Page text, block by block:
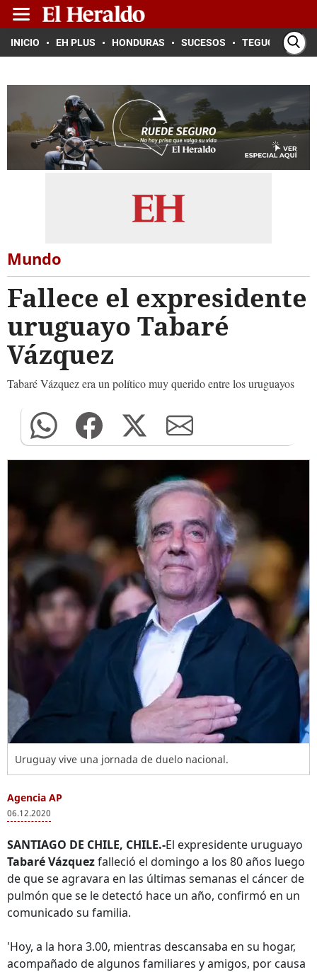
INICIO EH PLUS HONDURAS SUCESOS TEGUCIGALPA
Mundo
Fallece el expresidente
uruguayo Tabaré
Vázquez
Tabaré Vázquez era un político muy querido entre los uruguayos
Uruguay vive una jornada de duelo nacional.
Agencia AP
06.12.2020
SANTIAGO DE CHILE, CHILE.-El expresidente uruguayo
Tabaré Vázquezfalleció el domingo a los 80 años luego
de que se agravara en las últimas semanas el cáncer de
pulmón que se le detectó hace un año, confirmó en un
comunicado su familia.
'Hoy, a la hora 3.00, mientras descansaba en su hogar,
acompañado de algunos familiares y amigos, por causa